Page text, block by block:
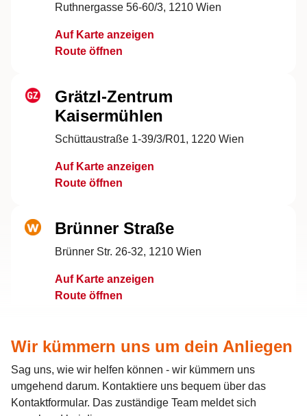
Ruthnergasse 56-60/3, 1210 Wien
Auf Karte anzeigen
Route öffnen
Grätzl-Zentrum
Kaisermühlen
Schüttaustraße 1-39/3/R01, 1220 Wien
Auf Karte anzeigen
Route öffnen
Brünner Straße
Brünner Str. 26-32, 1210 Wien
Auf Karte anzeigen
Route öffnen
Jedlersdorfer Straße
Jedlersdorfer Str. 99, 1210 Wien
Auf Karte anzeigen
Route öffnen
Wir kümmern uns um dein Anliegen
Sag uns, wie wir helfen können - wir kümmern uns
umgehend darum. Kontaktiere uns bequem über das
Kontaktformular. Das zuständige Team meldet sich